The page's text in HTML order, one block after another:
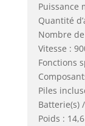
Puissance
Quantité
Nombre
Vitesse :
Fonctions
Piles
Batterie(s)
Poids :